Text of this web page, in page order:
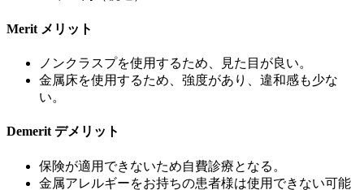
Merit メリット
ノンクラスプを使用するため、見た目が良い。
金属床を使用するため、強度があり、違和感も少な
い。
Demerit デメリット
保険が適用できないため自費診療となる。
金属アレルギーをお持ちの患者様は使用できない可能